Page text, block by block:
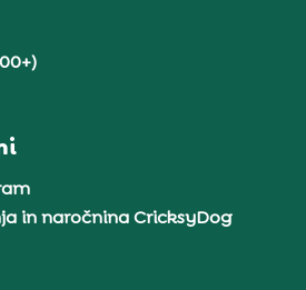
in naročnina CricksyDog